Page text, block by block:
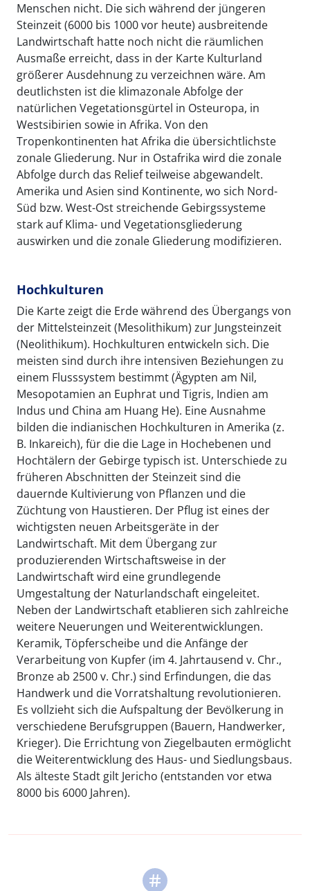
Menschen nicht. Die sich während der jüngeren
Steinzeit (6000 bis 1000 vor heute) ausbreitende
Landwirtschaft hatte noch nicht die räumlichen
Ausmaße erreicht, dass in der Karte Kulturland
größerer Ausdehnung zu verzeichnen wäre. Am
deutlichsten ist die klimazonale Abfolge der
natürlichen Vegetationsgürtel in Osteuropa, in
Westsibirien sowie in Afrika. Von den
Tropenkontinenten hat Afrika die übersichtlichste
zonale Gliederung. Nur in Ostafrika wird die zonale
Abfolge durch das Relief teilweise abgewandelt.
Amerika und Asien sind Kontinente, wo sich Nord-
Süd bzw. West-Ost streichende Gebirgssysteme
stark auf Klima- und Vegetationsgliederung
auswirken und die zonale Gliederung modifizieren.
Hochkulturen
Die Karte zeigt die Erde während des Übergangs von
der Mittelsteinzeit (Mesolithikum) zur Jungsteinzeit
(Neolithikum). Hochkulturen entwickeln sich. Die
meisten sind durch ihre intensiven Beziehungen zu
einem Flusssystem bestimmt (Ägypten am Nil,
Mesopotamien an Euphrat und Tigris, Indien am
Indus und China am Huang He). Eine Ausnahme
bilden die indianischen Hochkulturen in Amerika (z.
B. Inkareich), für die die Lage in Hochebenen und
Hochtälern der Gebirge typisch ist. Unterschiede zu
früheren Abschnitten der Steinzeit sind die
dauernde Kultivierung von Pflanzen und die
Züchtung von Haustieren. Der Pflug ist eines der
wichtigsten neuen Arbeitsgeräte in der
Landwirtschaft. Mit dem Übergang zur
produzierenden Wirtschaftsweise in der
Landwirtschaft wird eine grundlegende
Umgestaltung der Naturlandschaft eingeleitet.
Neben der Landwirtschaft etablieren sich zahlreiche
weitere Neuerungen und Weiterentwicklungen.
Keramik, Töpferscheibe und die Anfänge der
Verarbeitung von Kupfer (im 4. Jahrtausend v. Chr.,
Bronze ab 2500 v. Chr.) sind Erfindungen, die das
Handwerk und die Vorratshaltung revolutionieren.
Es vollzieht sich die Aufspaltung der Bevölkerung in
verschiedene Berufsgruppen (Bauern, Handwerker,
Krieger). Die Errichtung von Ziegelbauten ermöglicht
die Weiterentwicklung des Haus- und Siedlungsbaus.
Als älteste Stadt gilt Jericho (entstanden vor etwa
8000 bis 6000 Jahren).